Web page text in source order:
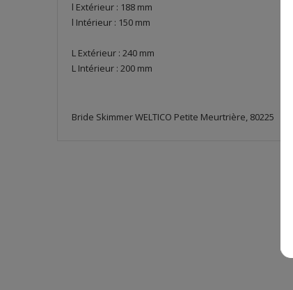
l Extérieur : 188 mm
l Intérieur : 150 mm
L Extérieur : 240 mm
L Intérieur : 200 mm
Bride Skimmer WELTICO Petite Meurtrière, 80225